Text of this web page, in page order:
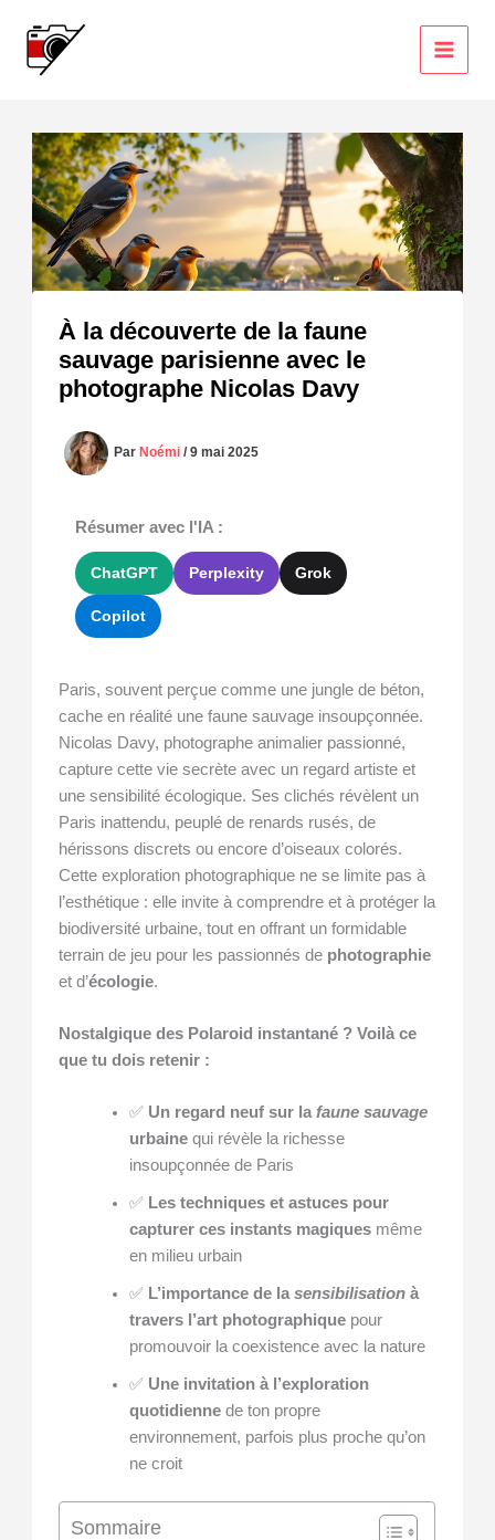
contenu
À la découverte de la faune
sauvage parisienne avec le
photographe Nicolas Davy
ParNoémi/9 mai 2025
Résumer avec l'IA :
ChatGPT Perplexity Grok
Copilot
Paris, souvent perçue comme une jungle de béton,
cache en réalité une faune sauvage insoupçonnée.
Nicolas Davy, photographe animalier passionné,
capture cette vie secrète avec un regard artiste et
une sensibilité écologique. Ses clichés révèlent un
Paris inattendu, peuplé de renards rusés, de
hérissons discrets ou encore d’oiseaux colorés.
Cette exploration photographique ne se limite pas à
l’esthétique : elle invite à comprendre et à protéger la
biodiversité urbaine, tout en offrant un formidable
terrain de jeu pour les passionnés de photographie
et d’écologie.
Nostalgique des Polaroid instantané ? Voilà ce
que tu dois retenir :
✅ Un regard neuf sur lafaune sauvage
urbainequi révèle la richesse
insoupçonnée de Paris
✅ Les techniques et astuces pour
capturer ces instants magiquesmême
en milieu urbain
✅ L’importance de lasensibilisationà
travers l’art photographiquepour
promouvoir la coexistence avec la nature
✅ Une invitation à l’exploration
quotidiennede ton propre
environnement, parfois plus proche qu’on
ne croit
Sommaire